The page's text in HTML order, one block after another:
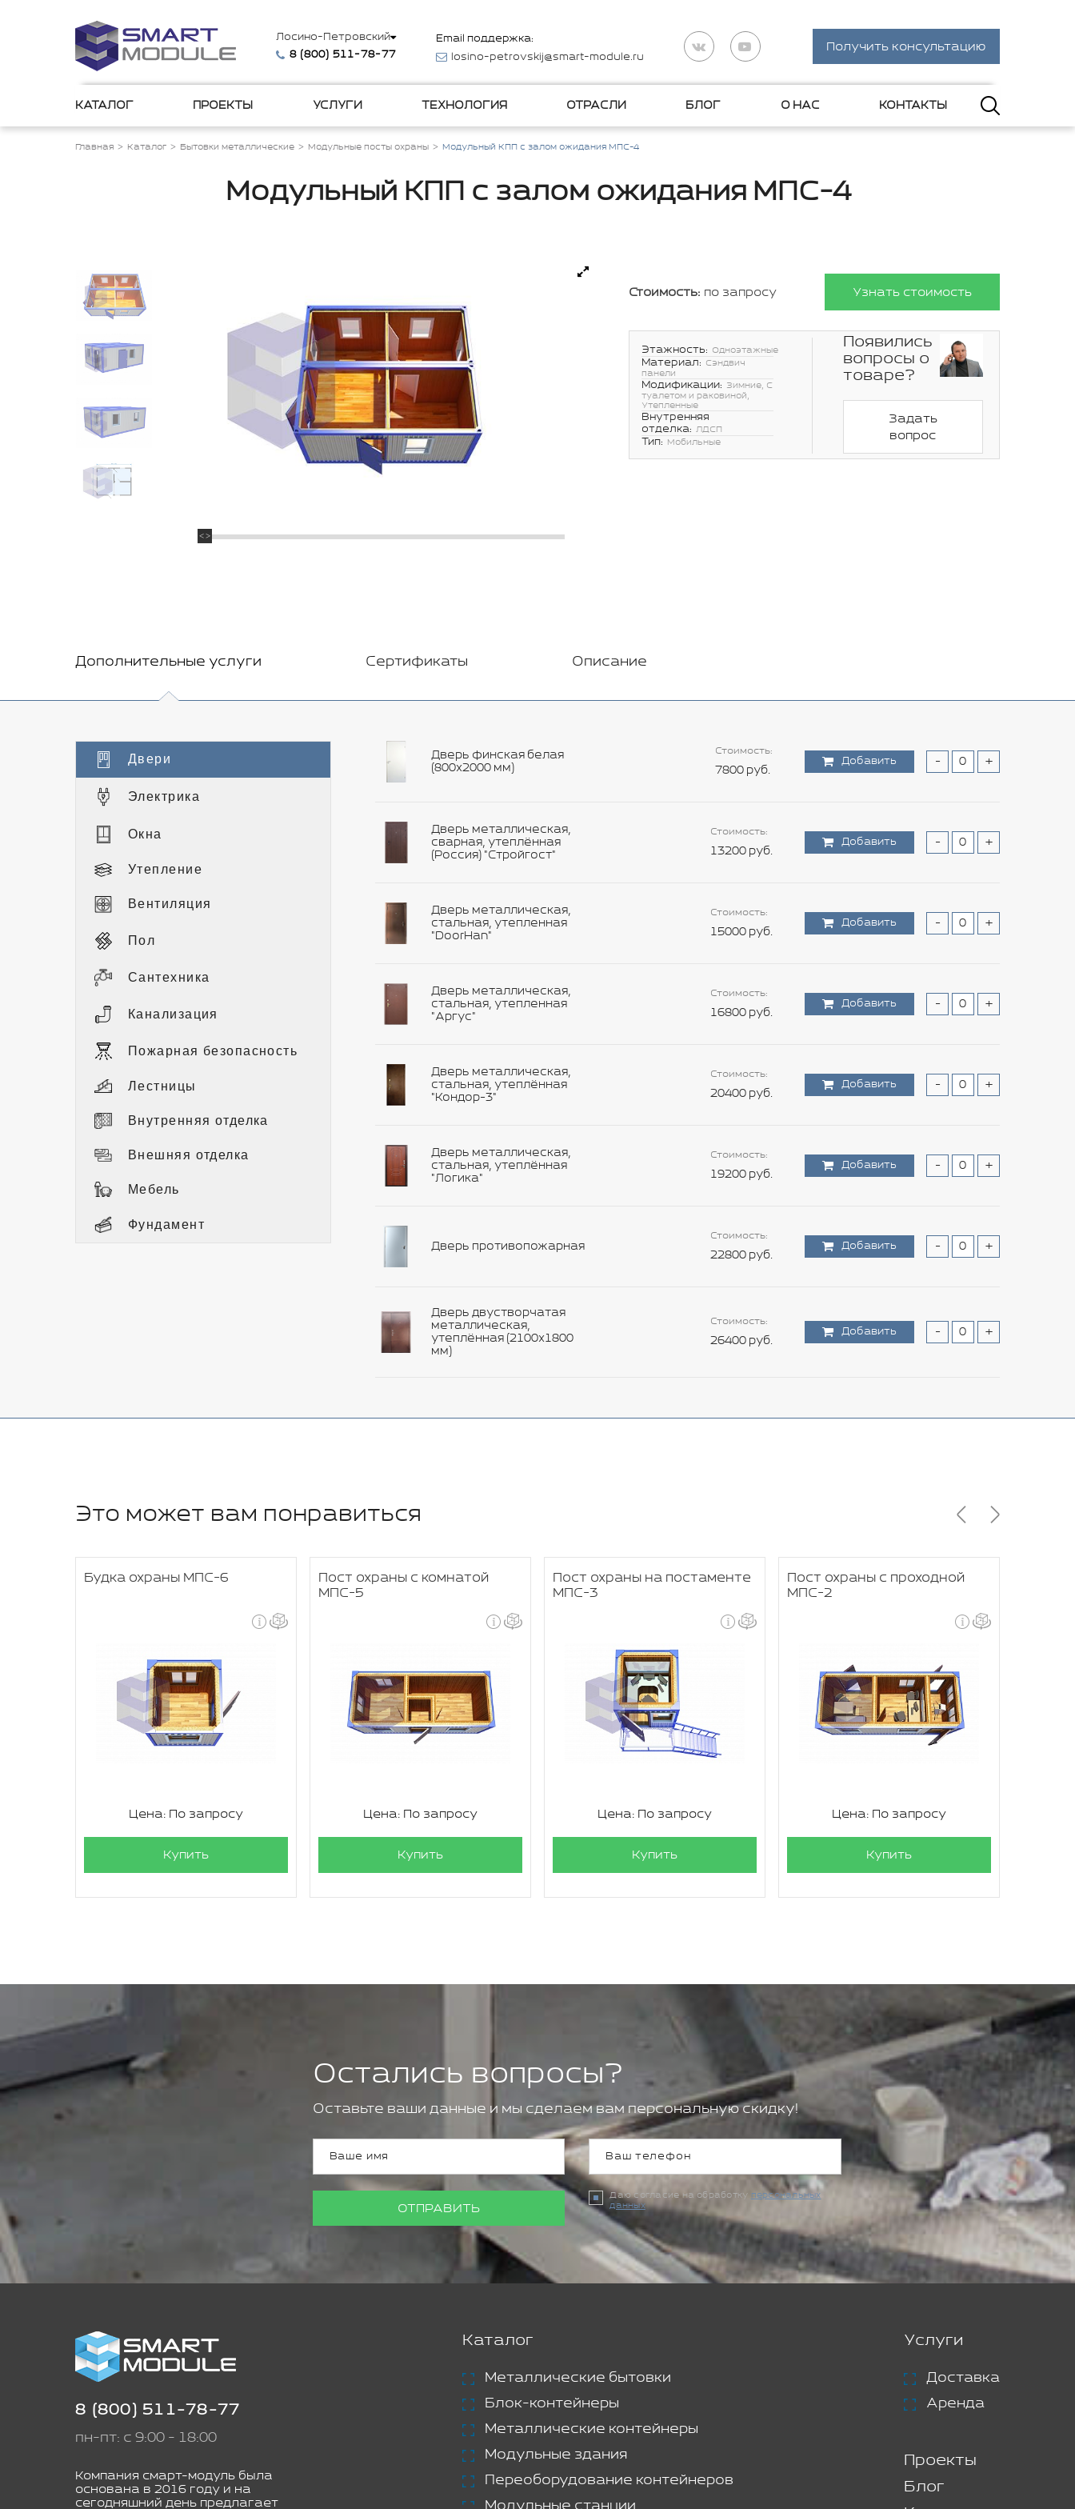
Лосино-Петровский
8 (800) 511-78-77
Email поддержка:
losino-petrovskij@smart-module.ru
Получить консультацию
КАТАЛОГ ПРОЕКТЫ УСЛУГИ ТЕХНОЛОГИЯ ОТРАСЛИ БЛОГ О НАС КОНТАКТЫ
Главная Каталог Бытовки металлические Модульные посты охраны Модульный КПП с залом ожидания МПС-4
Модульный КПП с залом ожидания МПС-4
Стоимость: по запросу Узнать стоимость
Этажность: Одноэтажные
Материал: Сэндвич
панели
Модификации: Зимние, С
туалетом и раковиной,
Утепленные
Внутренняя
отделка: ЛДСП
Тип: Мобильные
Появились
вопросы о
товаре?
Задать
вопрос
Дополнительные услуги Сертификаты Описание
Двери
Электрика
Окна
Утепление
Вентиляция
Пол
Сантехника
Канализация
Пожарная безопасность
Лестницы
Внутренняя отделка
Внешняя отделка
Мебель
Фундамент
Дверь финская белая
(800х2000 мм)
Стоимость:
7800 руб.
Добавить - +
Дверь металлическая,
сварная, утеплённая
(Россия) "Стройгост"
Стоимость:
13200 руб.
Добавить - +
Дверь металлическая,
стальная, утепленная
"DoorHan"
Стоимость:
15000 руб.
Добавить - +
Дверь металлическая,
стальная, утепленная
"Аргус"
Стоимость:
16800 руб.
Добавить - +
Дверь металлическая,
стальная, утеплённая
"Кондор-3"
Стоимость:
20400 руб.
Добавить - +
Дверь металлическая,
стальная, утеплённая
"Логика"
Стоимость:
19200 руб.
Добавить - +
Дверь противопожарная
Стоимость:
22800 руб.
Добавить - +
Дверь двустворчатая
металлическая,
утеплённая (2100х1800
мм)
Стоимость:
26400 руб.
Добавить - +
Это может вам понравиться
Будка охраны МПС-6
Цена: По запросу
Купить
Пост охраны с комнатой
МПС-5
Цена: По запросу
Купить
Пост охраны на постаменте
МПС-3
Цена: По запросу
Купить
Пост охраны с проходной
МПС-2
Цена: По запросу
Купить
Остались вопросы?
Оставьте ваши данные и мы сделаем вам персональную скидку!
ОТПРАВИТЬ
Даю согласие на обработку персональных
данных
8 (800) 511-78-77
пн-пт: с 9:00 - 18:00
Компания смарт-модуль была
основана в 2016 году и на
сегодняшний день предлагает
Каталог
Металлические бытовки
Блок-контейнеры
Металлические контейнеры
Модульные здания
Переоборудование контейнеров
Модульные станции
Услуги
Доставка
Аренда
Проекты
Блог